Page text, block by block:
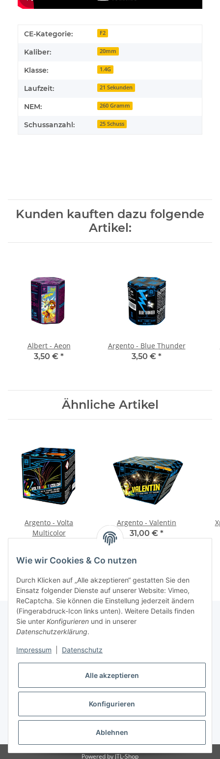
CE-Kategorie: F2
Kaliber: 20mm
Klasse: 1.4G
Laufzeit: 21 Sekunden
NEM: 260 Gramm
Schussanzahl: 25 Schuss
Kunden kauften dazu folgende
Artikel:
Albert - Aeon
3,50 € *
Argento - Blue Thunder
3,50 € *
Ähnliche Artikel
Argento - Volta
Multicolor
Argento - Valentin
31,00 € *
Informationen
Gesetzliche Informationen
* Alle Preise inkl. gesetzlicher USt.
Powered byJTL-Shop
Wie wir Cookies & Co nutzen
Durch Klicken auf „Alle akzeptieren“ gestatten Sie den
Einsatz folgender Dienste auf unserer Website: Vimeo,
ReCaptcha. Sie können die Einstellung jederzeit ändern
(Fingerabdruck-Icon links unten). Weitere Details finden
Sie unter Konfigurieren und in unserer
Datenschutzerklärung.
Impressum Datenschutz
Alle akzeptieren
Konfigurieren
Ablehnen